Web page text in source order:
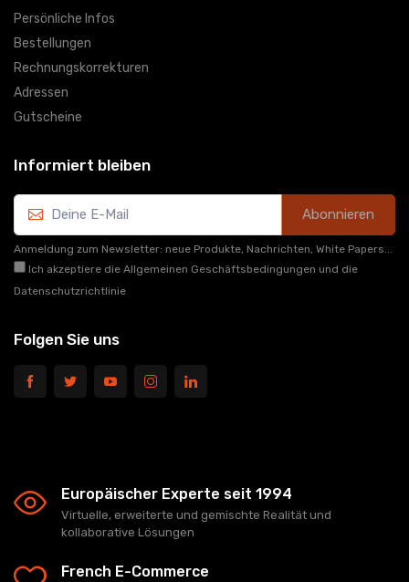
Persönliche Infos
Bestellungen
Rechnungskorrekturen
Adressen
Gutscheine
Informiert bleiben
Abonnieren
Anmeldung zum Newsletter: neue Produkte, Nachrichten, White Papers...
Ich akzeptiere die Allgemeinen Geschäftsbedingungen und die
Datenschutzrichtlinie
Folgen Sie uns
Europäischer Experte seit 1994
Virtuelle, erweiterte und gemischte Realität und
kollaborative Lösungen
French E-Commerce